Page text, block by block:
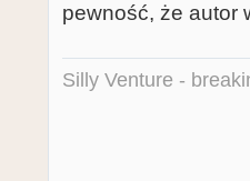
pewność, że autor
Silly Venture -